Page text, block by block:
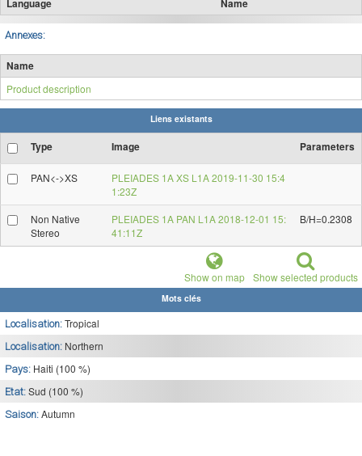
Language Name
Annexes:
Name
Product description
Liens existants
Type Image Parameters
PAN<->XS
PLEIADES 1A XS L1A 2019-11-30 15:4
1:23Z
Non Native
Stereo
PLEIADES 1A PAN L1A 2018-12-01 15:
41:11Z
B/H=0.2308
Show on map Show selected products
Mots clés
Localisation: Tropical
Localisation: Northern
Pays: Haiti (100 %)
Etat: Sud (100 %)
Saison: Autumn